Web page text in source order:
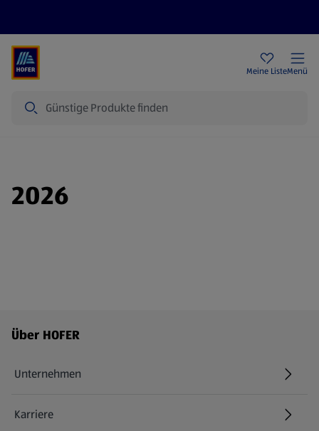
Meine ListeMenü
2026
Fußzeilenmenü - weitere Links
Über HOFER
Unternehmen
Karriere
(öffnet in einem neuen Tab)